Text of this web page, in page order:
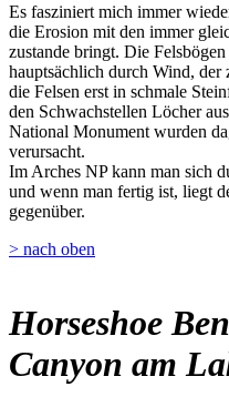
Es fasziniert mich immer
die Erosion mit den immer
zustande bringt. Die
hauptsächlich durch Wind, der
die Felsen erst in schmale
den Schwachstellen Löcher
National Monument wurden
verursacht.
Im Arches NP kann man sich
und wenn man fertig ist, liegt
gegenüber.
> nach oben
Horseshoe
Canyon am